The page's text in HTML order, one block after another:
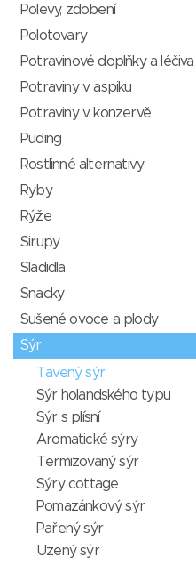
Polevy, zdobení
Polotovary
Potravinové doplňky a léčiva
Potraviny v aspiku
Potraviny v konzervě
Puding
Rostlinné alternativy
Ryby
Rýže
Sirupy
Sladidla
Snacky
Sušené ovoce a plody
Sýr
Tavený sýr
Sýr holandského typu
Sýr s plísní
Aromatické sýry
Termizovaný sýr
Sýry cottage
Pomazánkový sýr
Pařený sýr
Uzený sýr